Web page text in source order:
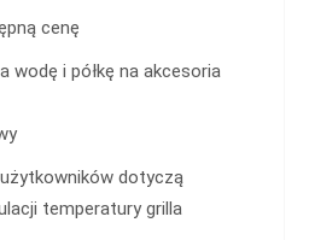
cenę
wodę i półkę na akcesoria
dotyczą
temperatury grilla